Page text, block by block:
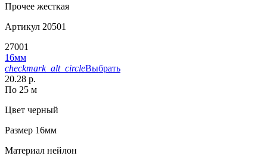
Прочее жесткая
Артикул 20501
27001
16мм
checkmark_alt_circleВыбрать
20.28 р.
По 25 м
Цвет черный
Размер 16мм
Материал нейлон